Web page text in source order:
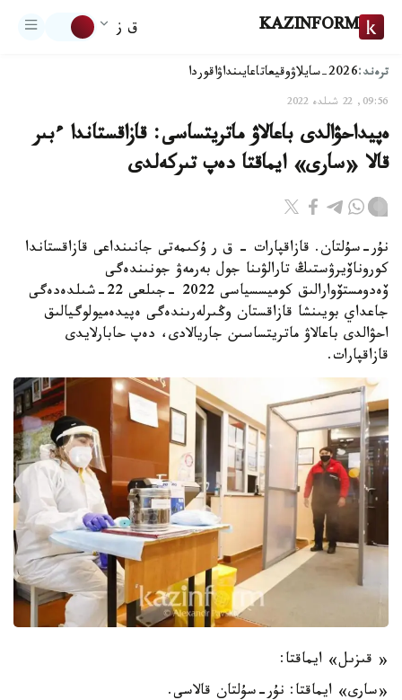
KAZINFORM ق ز
ترەند:2026-سايلاۋ وقيعاتاعايىنداۋاقوردا
09:56, 22 شىلدە 2022
ەپيداحۋالدى باعالاۋ ماتريتساسى: قازاقستاندا ءبىر
قالا «سارى» ايماقتا دەپ تىركەلدى
نۇر-سۇلتان. قازاقپارات – ق ر ۇكىمەتى جانىنداعى قازاقستاندا
كوروناۆيرۋستىڭ تارالۋىنا جول بەرمەۋ جونىندەگى
ۆەدومستۆوارالىق كوميسسياسى 2022 -جىلعى 22-شىلدەدەگى
جاعداي بويىنشا قازاقستان وڭىرلەرىندەگى ەپيدەميولوگيالىق
احۋالدى باعالاۋ ماتريتساسىن جاريالادى، دەپ حابارلايدى
قازاقپارات.
« قىزىل» ايماقتا:
«سارى» ايماقتا: نۇر-سۇلتان قالاسى.